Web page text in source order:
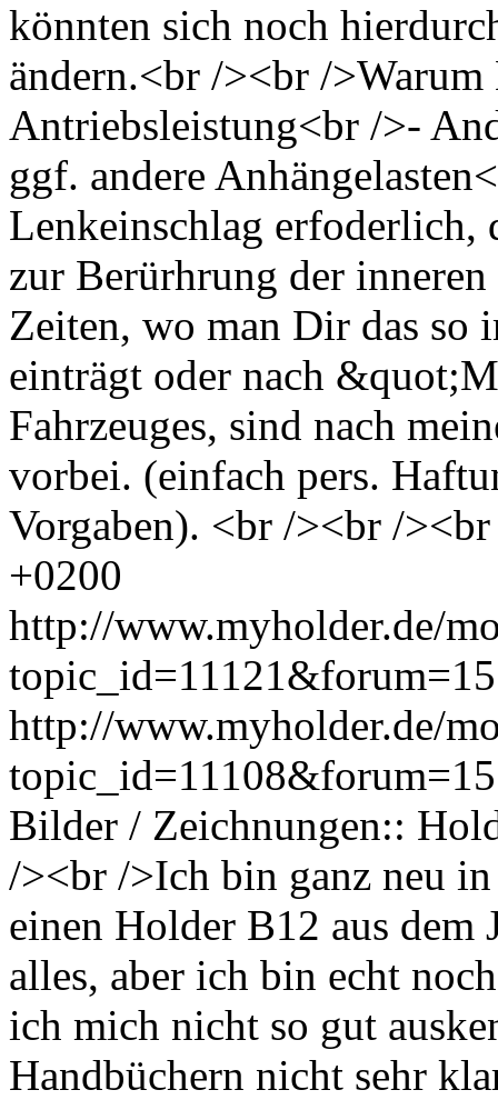
könnten sich noch
ändern.<br /><br /
Antriebsleistung<br />-
ggf. andere
Lenkeinschlag erfoderlich,
zur Berürhrung der
Zeiten, wo man Dir das so
einträgt oder nach
Fahrzeuges, sind nach
vorbei. (einfach pers.
Vorgaben). <br /><br /
+0200
http://www.myholder.de/
topic_id=11121&forum=15
http://www.myholder.de/
Bilder / Zeichnungen::
/><br />Ich bin ganz neu
einen Holder B12 aus dem
alles, aber ich bin echt
ich mich nicht so gut
Handbüchern nicht sehr